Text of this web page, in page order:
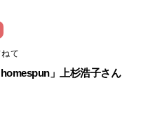
て
」上杉浩子さん